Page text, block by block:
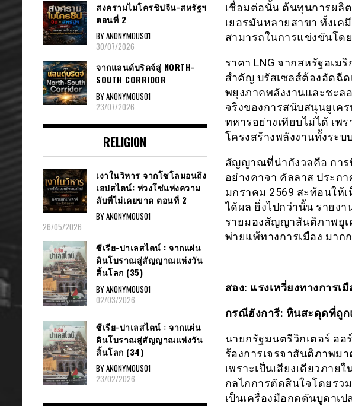
เชื่อมต่อนั้น ต้นทุนการผลิ
เยอรมันหลายสาขา ทั้งเ
สามารถในการแข่งขันโด
ราคา LNG จากสหรัฐอเม
สำคัญ บรัสเซลส์ต้องอัดฉี
พยุงภาคพลังงานและชะล
จริงของการสนับสนุนยูเค
ทหารอย่างเทียบไม่ได้ เพ
โครงสร้างพลังงานทั้งระบ
สัญญาณที่น่ากังวลคือ การ
อย่างคาจา คัลลาส ประก
มกราคม 2569 สะท้อนให้
ได้ผล ยิ่งไปกว่านั้น รายง
รายมองสัญญาสันติภาพยูเ
พ่ายแพ้ทางการเมือง มาก
สอง: แรงเหวี่ยงทางการเ
กรณีฮังการี: หินสะดุดที่ถู
นายกรัฐมนตรีวิกเตอร์ อ
ร้องการเจรจาสันติภาพม
เพราะเป็นเสียงเดียวภาย
กลไกการตัดสินใจโดยรว
เป็นเครื่องมือกดดันบูดาเ
สงครามไมโครชิปจีน-สหรัฐฯ
ตอนที่ 2
BY ANONYMOUS01
30/07/2026
จากแลนด์บริดจ์สู่ NORTH-
SOUTH CORRIDOR
BY ANONYMOUS01
23/07/2026
RELIGION
เงาในวิหาร จากโซโลมอนถึง
เอปสไตน์: ห่วงโซ่แห่งความ
ลับที่ไม่เคยขาด ตอนที่ 2
BY ANONYMOUS01
26/05/2026
ซีเรีย​-ปาเลสไตน์​ : จากแผ่น
ดินโบราณสู่สัญญาณ​แห่งวัน
สิ้นโลก​ (35)
BY ANONYMOUS01
02/03/2026
ซีเรีย​-ปาเลสไตน์​ : จากแผ่น
ดินโบราณสู่สัญญาณ​แห่งวัน
สิ้นโลก​ (34)
BY ANONYMOUS01
23/02/2026